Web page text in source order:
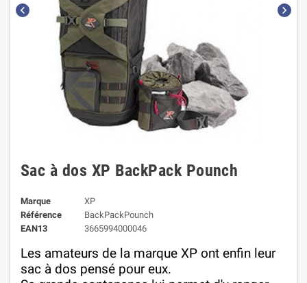
chevron_left chevron_right
Sac à dos XP BackPack Pounch
Marque
XP
Référence
BackPackPounch
EAN13
3665994000046
Les amateurs de la marque XP ont enfin leur
sac à dos pensé pour eux.